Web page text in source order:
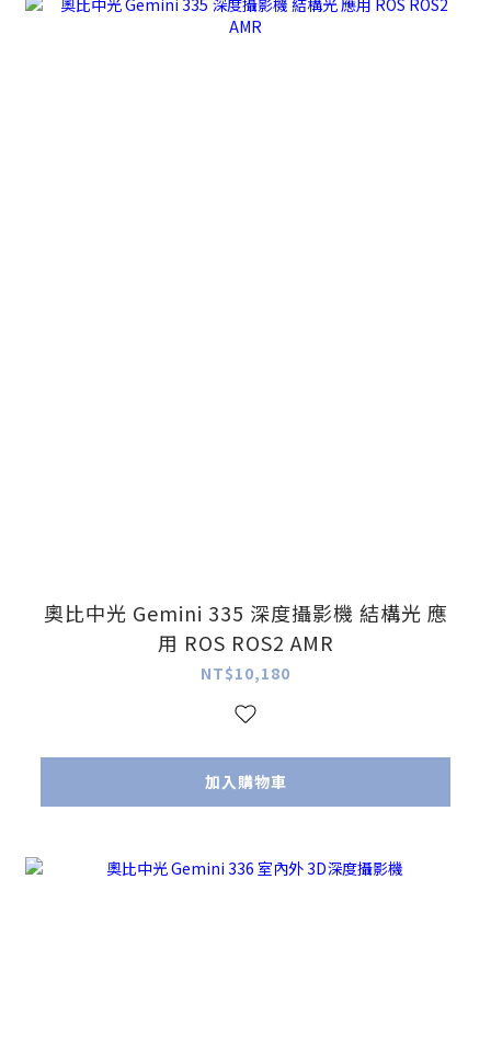
奧比中光 Gemini 335 深度攝影機 結構光 應
用 ROS ROS2 AMR
NT$10,180
加入購物車